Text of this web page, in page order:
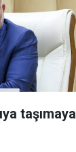
taşımaya